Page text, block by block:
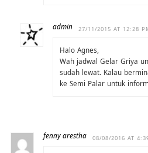
admin 27/11/2015 AT 12:28
Halo Agnes,
Wah jadwal Gelar Griya
sudah lewat. Kalau
ke Semi Palar untuk
fenny arestha 08/08/2016 AT